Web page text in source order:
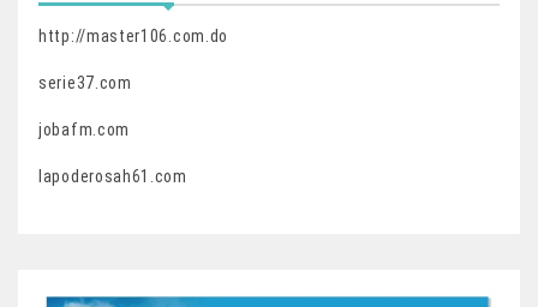
http://master106.com.do
serie37.com
jobafm.com
lapoderosah61.com